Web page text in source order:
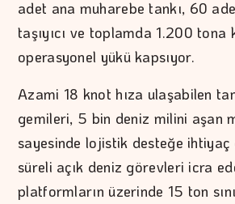
adet ana muharebe tankı, 60
taşıyıcı ve toplamda 1.200 tona
operasyonel yükü kapsıyor.
Azami 18 knot hıza ulaşabilen
gemileri, 5 bin deniz milini aşan
sayesinde lojistik desteğe ihtiyaç
süreli açık deniz görevleri icra
platformların üzerinde 15 ton